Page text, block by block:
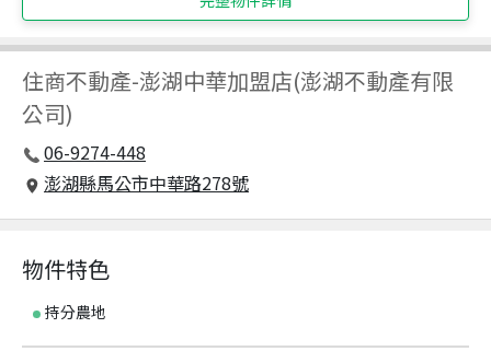
住商不動產-澎湖中華加盟店(澎湖不動產有限
公司)
06-9274-448
澎湖縣馬公市中華路278號
物件特色
持分農地